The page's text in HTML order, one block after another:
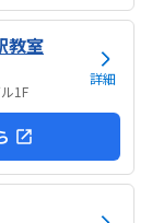
教室
1F
詳細